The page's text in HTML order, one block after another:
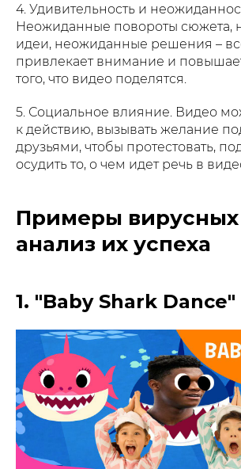
4. Удивительность и
Неожиданные повороты сюжета,
идеи, неожиданные решения –
привлекает внимание и
того, что видео поделятся.
5. Социальное влияние. Видео
к действию, вызывать желание
друзьями, чтобы протестовать,
осудить то, о чем идет речь в
Примеры
анализ их успеха
1. "Baby Shark Dance"